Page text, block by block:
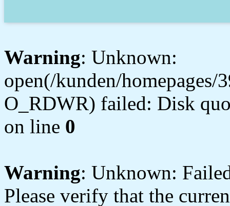
Warning: Unknown:
open(/kunden/
O_RDWR) failed: Disk
on line 0
Warning: Unknown:
Please verify that the